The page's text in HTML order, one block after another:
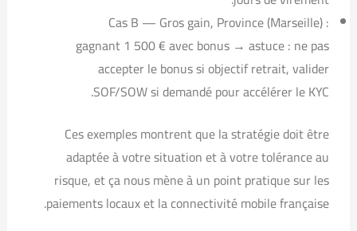
Cas B — Gros gain, Province (Marseille) :
gagnant 1 500 € avec bonus → astuce : ne pas
accepter le bonus si objectif retrait, valider
SOF/SOW si demandé pour accélérer le KYC.
Ces exemples montrent que la stratégie doit être
adaptée à votre situation et à votre tolérance au
risque, et ça nous mène à un point pratique sur les
paiements locaux et la connectivité mobile française.